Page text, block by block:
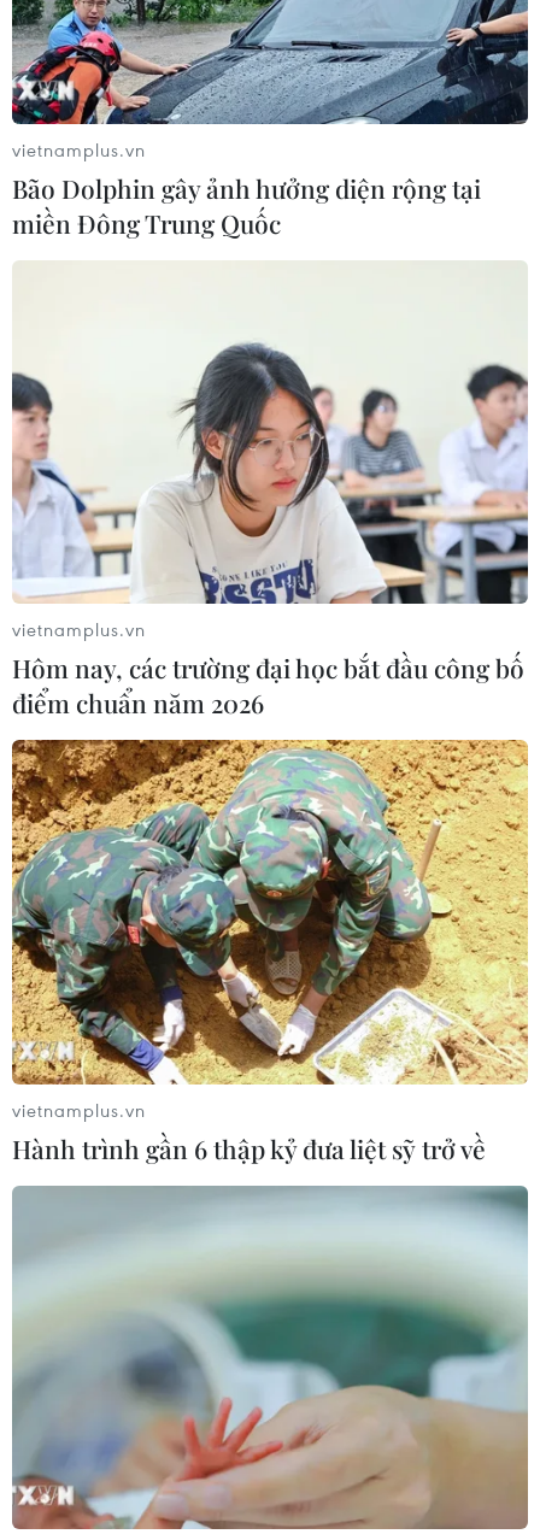
17/07/2021 15:16
Chủ tịch Ủy ban Olympic quốc tế Bach khẳng định các
trường hợp dương tính đã được cách ly ngay lập tức và
"họ sẽ không gây ra bất kỳ rủi ro" nào cho những người
tham gia khác và người dân Nhật Bản.
Nhật Bản bắt đầu điều tiết giao thông quy
mô lớn phục vụ Olympic
19/07/2021 01:30
Nhật Bản bắt đầu triển khai điều tiết giao thông quy mô
lớn tại Tokyo và một số tỉnh lân cận từ sáng 19/7, nhằm
đảm bảo quá trình di chuyển thuận lợi cho các vận
động viên tham dự đại hội thể thao.
Thủ quân Nhật Bản chia sẻ cảm xúc nếu
thi đấu không có khán giả
Thủ quân của đội tuyển bóng đá nam của Nhật Bản dự
Olympic Tokyo 2020 - trung vệ Maya Yoshida mới đây
đã chia sẻ suy nghĩ của anh về việc phải thi đấu trong
sân vận động không có khán giả.
vietnamplus.vn
Bão Dolphin gây ảnh hưởng diện rộng tại
miền Đông Trung Quốc
vietnamplus.vn
Hôm nay, các trường đại học bắt đầu công bố
điểm chuẩn năm 2026
vietnamplus.vn
Hành trình gần 6 thập kỷ đưa liệt sỹ trở về